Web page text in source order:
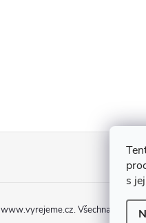
s
www.vyrejeme.cz. Všechna práva